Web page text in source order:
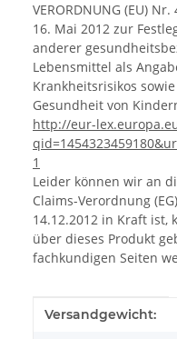
VERORDNUNG (EU)
16. Mai 2012 zur
anderer
Lebensmittel als
Krankheitsrisikos
Gesundheit von
http://eur-
1
Leider können wir an
Claims-Verordnung
14.12.2012 in Kraft
über dieses Produkt
fachkundigen Seiten
Produkteigenschaft
Wert
Versandgewicht: